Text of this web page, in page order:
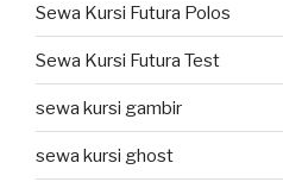
Sewa Kursi Futura Polos
Sewa Kursi Futura Test
sewa kursi gambir
sewa kursi ghost